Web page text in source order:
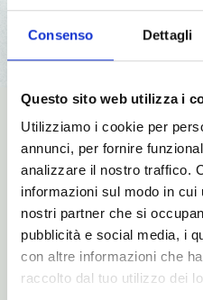
Consenso Dettagli
Questo sito web utilizza i
Utilizziamo i cookie per
annunci, per fornire
analizzare il nostro traffico.
informazioni sul modo in
nostri partner che si
pubblicità e social media, i
con altre informazioni che
raccolto dal tuo utilizzo dei
Torna
In